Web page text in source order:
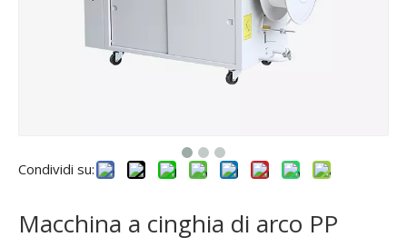
Condividi su:
Macchina a cinghia di arco PP